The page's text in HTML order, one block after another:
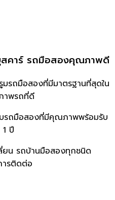
สคาร์ รถมือสองคุณภาพดี
มรถมือสองที่มีมาตรฐานที่สุดใน
าพรถที่ดี
บรถมือสองที่มีคุณภาพพร้อมรับ
ปี
ยน รถบ้านมือสองทุกชนิด
ารติดต่อ